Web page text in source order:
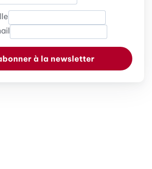
à la newsletter